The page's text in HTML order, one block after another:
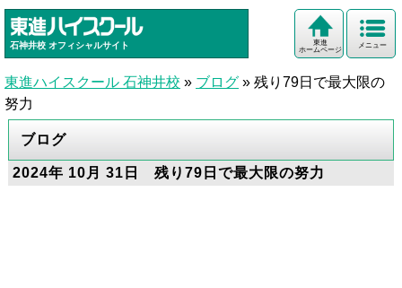
石神井校 オフィシャルサイト メニュー
東進
ホームページ
東進ハイスクール 石神井校 » ブログ » 残り79日で最大限の
努力
ブログ
2024年 10月 31日 残り79日で最大限の努力